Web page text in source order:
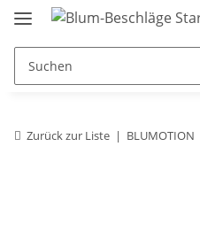
Zurück zur Liste BLUMOTION